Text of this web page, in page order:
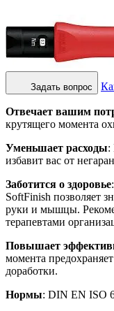
Задать вопрос
Отвечает вашим
крутящего момента
Уменьшает расходы:
избавит вас от
Заботится о здоровье
SoftFinish позволяет
руки и мышцы.
терапевтами
Повышает
момента
доработки.
Нормы: DIN EN ISO